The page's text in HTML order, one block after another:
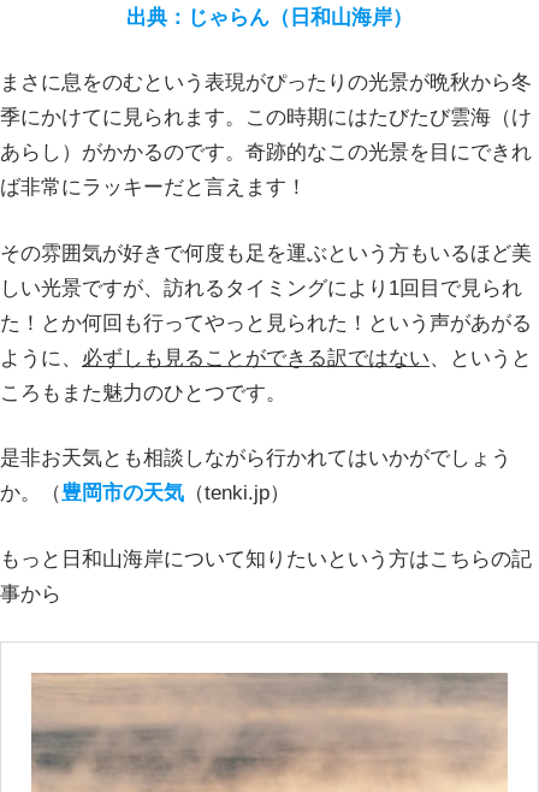
出典：じゃらん（日和山海岸）
まさに息をのむという表現がぴったりの光景が晩秋から冬
季にかけてに見られます。この時期にはたびたび雲海（け
あらし）がかかるのです。奇跡的なこの光景を目にできれ
ば非常にラッキーだと言えます！
その雰囲気が好きで何度も足を運ぶという方もいるほど美
しい光景ですが、訪れるタイミングにより1回目で見られ
た！とか何回も行ってやっと見られた！という声があがる
ように、 必ずしも見ることができる訳ではない、というと
ころもまた魅力のひとつです。
是非お天気とも相談しながら行かれてはいかがでしょう
か。（豊岡市の天気 （tenki.jp）
もっと日和山海岸について知りたいという方はこちらの記
事から